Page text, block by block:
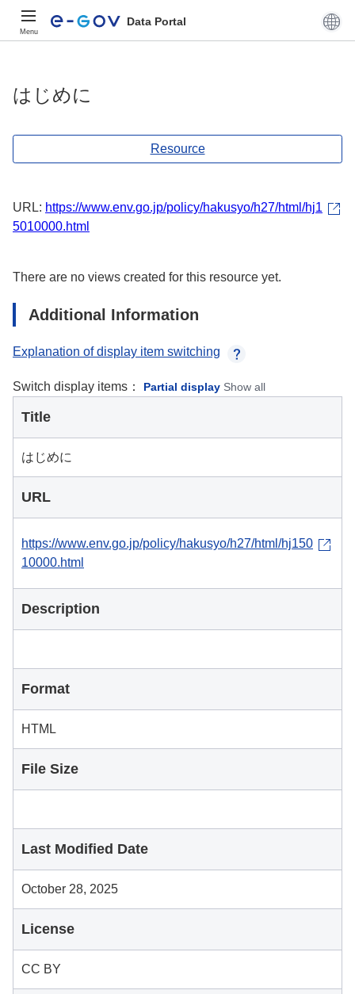
Menu
Data Portal
はじめに
Resource
URL: https://www.env.go.jp/policy/hakusyo/h27/html/hj1
5010000.html
There are no views created for this resource yet.
Additional Information
Explanation of display item switching
Switch display items： Partial display Show all
Title
はじめに
URL
https://www.env.go.jp/policy/hakusyo/h27/html/hj150
10000.html
Description
Format
HTML
File Size
Last Modified Date
October 28, 2025
License
CC BY